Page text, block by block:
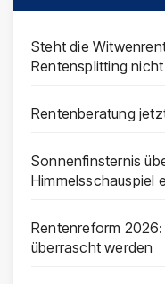
Steht die
Rentensplitting
Rentenberatung
Sonnenfinsternis
Himmelsschauspiel
Rentenreform
überrascht werden